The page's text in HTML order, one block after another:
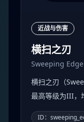
近战与伤害
横扫之刃
Sweeping Edge
横扫之刃（
最高等级为III，
ID：